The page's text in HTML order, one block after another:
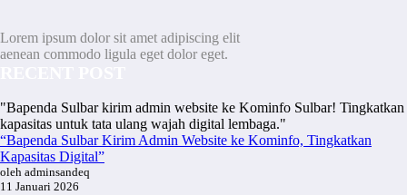
Lorem ipsum dolor sit amet adipiscing elit
aenean commodo ligula eget dolor eget.
"Bapenda Sulbar kirim admin website ke Kominfo Sulbar! Tingkatkan
kapasitas untuk tata ulang wajah digital lembaga."
“Bapenda Sulbar Kirim Admin Website ke Kominfo, Tingkatkan
Kapasitas Digital”
oleh adminsandeq
11 Januari 2026